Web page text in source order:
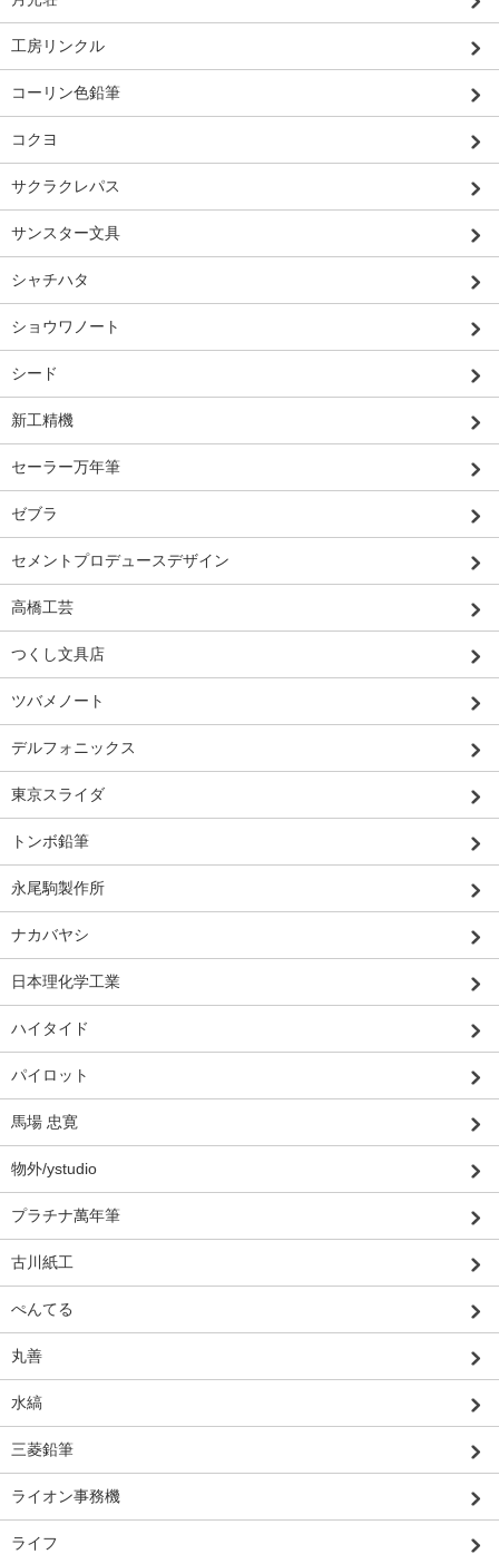
工房リンクル
コーリン色鉛筆
コクヨ
サクラクレパス
サンスター文具
シャチハタ
ショウワノート
シード
新工精機
セーラー万年筆
ゼブラ
セメントプロデュースデザイン
高橋工芸
つくし文具店
ツバメノート
デルフォニックス
東京スライダ
トンボ鉛筆
永尾駒製作所
ナカバヤシ
日本理化学工業
ハイタイド
パイロット
馬場 忠寛
物外/ystudio
プラチナ萬年筆
古川紙工
ぺんてる
丸善
水縞
三菱鉛筆
ライオン事務機
ライフ